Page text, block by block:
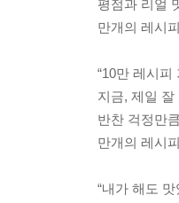
1위. 연근조림
2위. 배추전
4위. 가자미
5위. 미나리
6위. 코다리
7위. 꼬막무침
9위. 굴무무침
이렇게 쉬워
누가 만들어
알짜 요리팁
365일 먹어
밥상에 신선
평점과 리얼
만개의 레시
“10만 레시피
지금, 제일 잘
반찬 걱정만
만개의 레시
“내가 해도 맛